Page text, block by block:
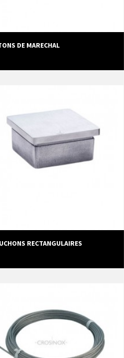
DE MARECHAL
RECTANGULAIRES